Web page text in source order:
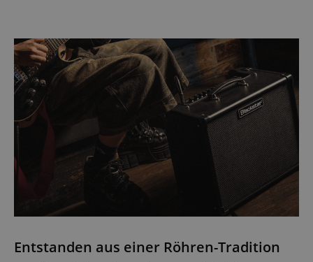
Entstanden aus einer Röhren-Tradition